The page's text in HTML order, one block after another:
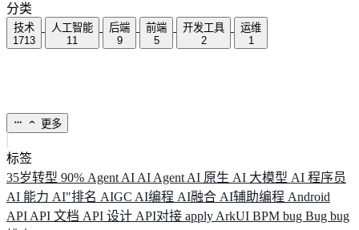
分类
技术
1713
人工智能
11
后端
9
前端
5
开发工具
2
运维
1
更多
标签
35岁转型 90% Agent AI AI Agent AI 原生 AI 大模型 AI 程序员
AI 能力 AI"排名 AIGC AI编程 AI融合 AI辅助编程 Android
API API 文档 API 设计 API对接 apply ArkUI BPM bug Bug bug